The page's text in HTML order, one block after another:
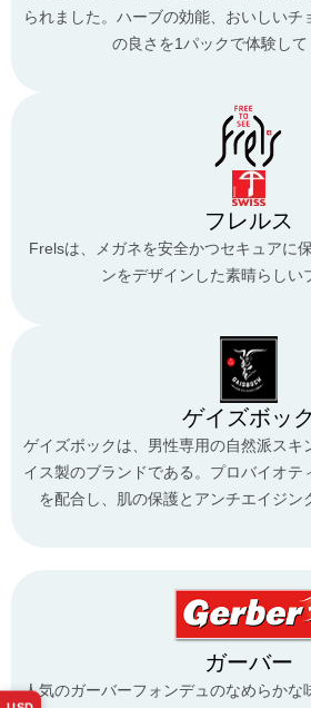
られました。ハーブの効能、おいしいチ
の良さを1パックで体験して
フレルス
Frelsは、メガネを安全かつセキュアに
ンをデザインした素晴らしい
ゲイズボック
ゲイズボックは、男性専用の自然派スキ
イス製のブランドである。プロバイオテ
を配合し、肌の保護とアンチエイジン
ガーバー
人気のガーバーフォンデュのなめらかな